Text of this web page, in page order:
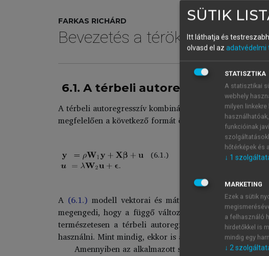
FARKAS RICHÁRD
Bevezetés a
6.1. A térbeli autoregresszív
A térbeli autoregresszív kombinált modell így tehát
megfelelően a következő formát ölti:
(6.1.)
A (6.1.) modell vektorai és mátrixai a már korábban
megengedi, hogy a függő változó térbeli késleltetése
természetesen a térbeli autoregresszív hiba
használni. Mint mindig, ekkor is a modellező feladata a
Amennyiben az alkalmazott súlymátrix azonos,
SÜTIK
Itt láthatja és
olvasd el az
STATISZTIKA
A statisztikai
webhely
milyen
funkcióinak
hőtérképek és
↓ 1
MARKETING
Ezek a sütik
a felhasználó
hirdetőkkel is
mindig egy
↓ 2